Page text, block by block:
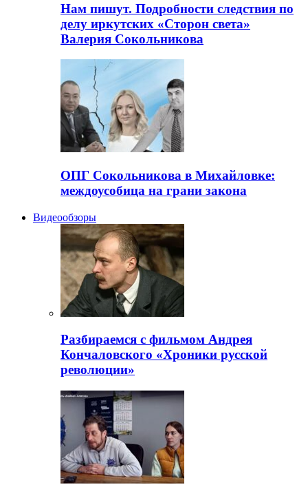
Нам пишут. Подробности следствия по
делу иркутских «Сторон света»
Валерия Сокольникова
ОПГ Сокольникова в Михайловке:
междоусобица на грани закона
Видеообзоры
Разбираемся с фильмом Андрея
Кончаловского «Хроники русской
революции»